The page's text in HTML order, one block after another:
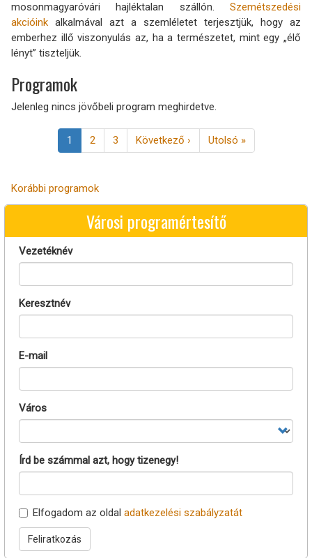
mosonmagyaróvári hajléktalan szállón. Szemétszedési
akcióink alkalmával azt a szemléletet terjesztjük, hogy az
emberhez illő viszonyulás az, ha a természetet, mint egy „élő
lényt” tiszteljük.
Programok
Jelenleg nincs jövőbeli program meghirdetve.
Oldalszámozás
Jelenlegi
oldal
1 Page
2 Page
3
Következő
oldal
Következő ›
Utolsó
oldal
Utolsó »
Korábbi programok
Városi programértesítő
Vezetéknév
Keresztnév
E-mail
Város
Írd be számmal azt, hogy tizenegy!
Elfogadom az oldal adatkezelési szabályzatát
Feliratkozás